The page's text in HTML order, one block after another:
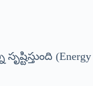
(Energy